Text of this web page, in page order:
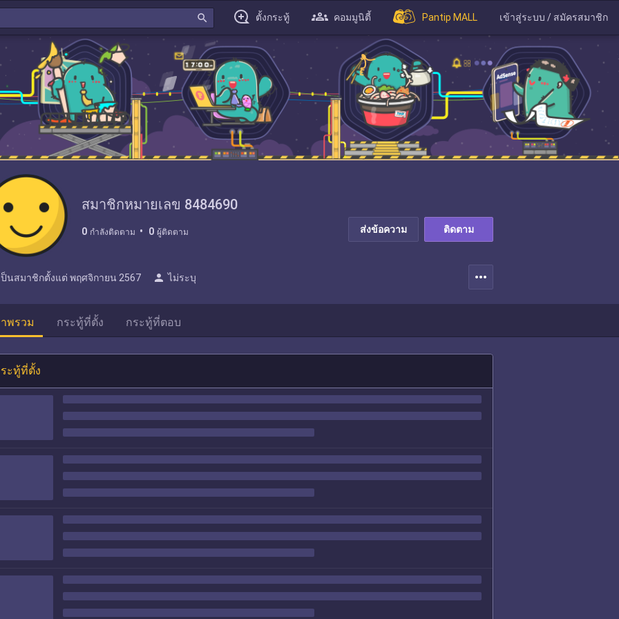
search ตั้งกระทู้ คอมมูนิตี้ Pantip MALL เข้าสู่ระบบ / สมัครสมาชิก
สมาชิกหมายเลข 8484690
0 กำลังติดตาม 0 ผู้ติดตาม ส่งข้อความ ติดตาม
ป็นสมาชิกตั้งแต่ พฤศจิกายน 2567 person ไม่ระบุ more_horiz
พรวม กระทู้ที่ตั้ง กระทู้ที่ตอบ
ะทู้ที่ตั้ง